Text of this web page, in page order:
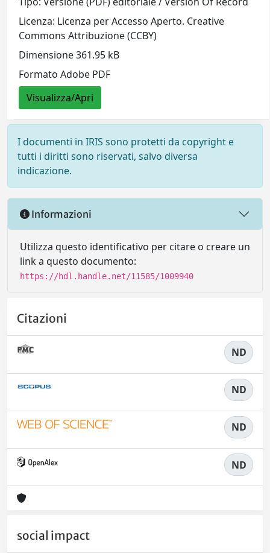
Licenza: Licenza per Accesso Aperto. Creative
Commons Attribuzione (CCBY)
Dimensione 361.95 kB
Formato Adobe PDF
Visualizza/Apri
I documenti in IRIS sono protetti da copyright e
tutti i diritti sono riservati, salvo diversa
indicazione.
Informazioni
Utilizza questo identificativo per citare o creare un
link a questo documento:
https://hdl.handle.net/11585/1009940
Citazioni
ND
ND
ND
ND
social impact